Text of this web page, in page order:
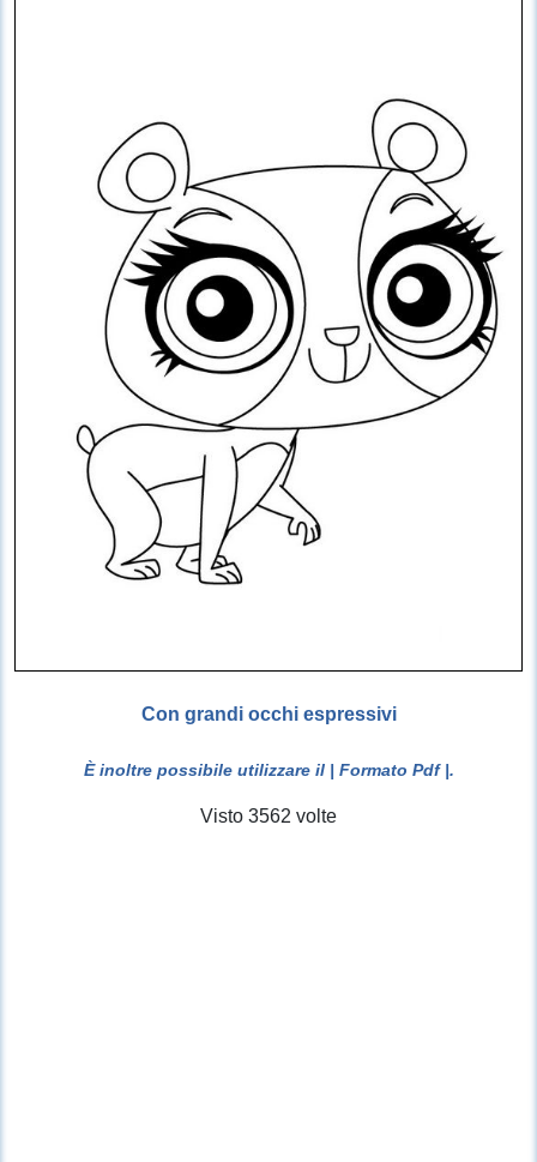
Con grandi occhi espressivi
È inoltre possibile utilizzare il | Formato Pdf |.
Visto 3562 volte